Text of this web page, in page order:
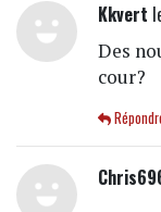
Kkvert
Des
cour?